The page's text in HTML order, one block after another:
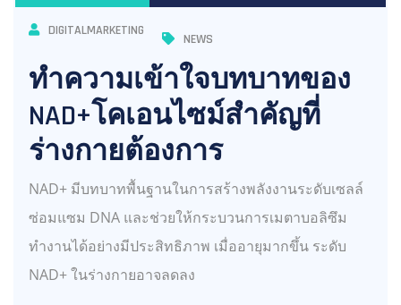
DIGITALMARKETING
NEWS
ทำความเข้าใจบทบาทของ
NAD+โคเอนไซม์สำคัญที่
ร่างกายต้องการ
NAD+ มีบทบาทพื้นฐานในการสร้างพลังงานระดับเซลล์
ซ่อมแซม DNA และช่วยให้กระบวนการเมตาบอลิซึม
ทำงานได้อย่างมีประสิทธิภาพ เมื่ออายุมากขึ้น ระดับ
NAD+ ในร่างกายอาจลดลง